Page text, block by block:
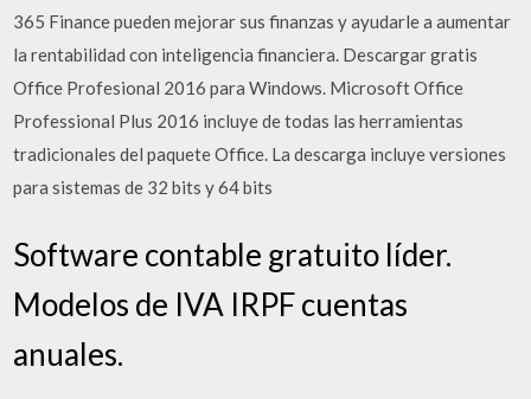
365 Finance pueden mejorar sus finanzas y ayudarle a aumentar
la rentabilidad con inteligencia financiera. Descargar gratis
Office Profesional 2016 para Windows. Microsoft Office
Professional Plus 2016 incluye de todas las herramientas
tradicionales del paquete Office. La descarga incluye versiones
para sistemas de 32 bits y 64 bits
Software contable gratuito líder.
Modelos de IVA IRPF cuentas
anuales.